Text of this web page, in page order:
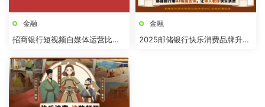
金融
招商银行短视频自媒体运营比稿
金融
2025邮储银行快乐消费品牌升级